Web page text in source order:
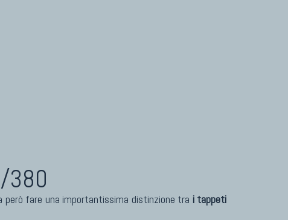
380
però fare una importantissima distinzione tra i tappeti